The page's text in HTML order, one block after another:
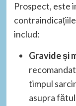
Prospect, este
includ:
Gravide și
timpul
asupra